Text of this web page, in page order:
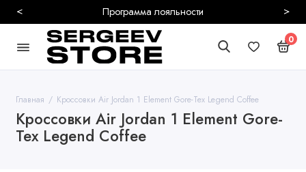
Программа лояльности
< >
0
Главная Кроссовки Air Jordan 1 Element Gore-Tex Legend Coffee
Кроссовки Air Jordan 1 Element Gore-
Tex Legend Coffee